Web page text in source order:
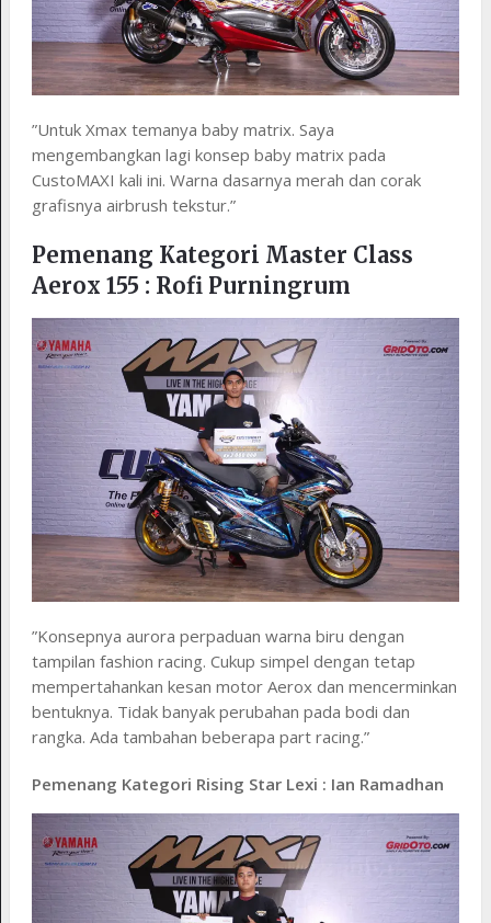
”Untuk Xmax temanya baby matrix. Saya
mengembangkan lagi konsep baby matrix pada
CustoMAXI kali ini. Warna dasarnya merah dan corak
grafisnya airbrush tekstur.”
Pemenang Kategori Master Class
Aerox 155 : Rofi Purningrum
”Konsepnya aurora perpaduan warna biru dengan
tampilan fashion racing. Cukup simpel dengan tetap
mempertahankan kesan motor Aerox dan mencerminkan
bentuknya. Tidak banyak perubahan pada bodi dan
rangka. Ada tambahan beberapa part racing.”
Pemenang Kategori Rising Star Lexi : Ian Ramadhan